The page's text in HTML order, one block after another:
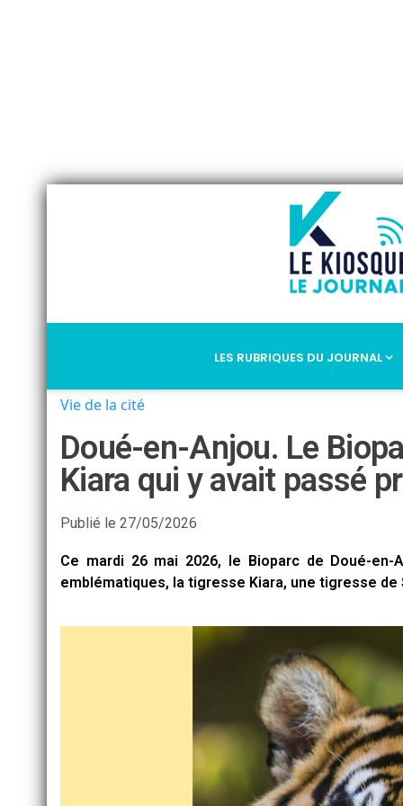
LES RUBRIQUES DU JOURNAL
Vie de la cité
Doué-en-Anjou. Le
Kiara qui y avait passé
Publié le 27/05/2026
Ce mardi 26 mai 2026, le Bioparc de Doué-
emblématiques, la tigresse Kiara, une tigresse